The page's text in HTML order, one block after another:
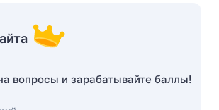
вопросы и зарабатывайте баллы!